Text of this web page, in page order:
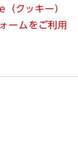
クッキー）
ームをご利用